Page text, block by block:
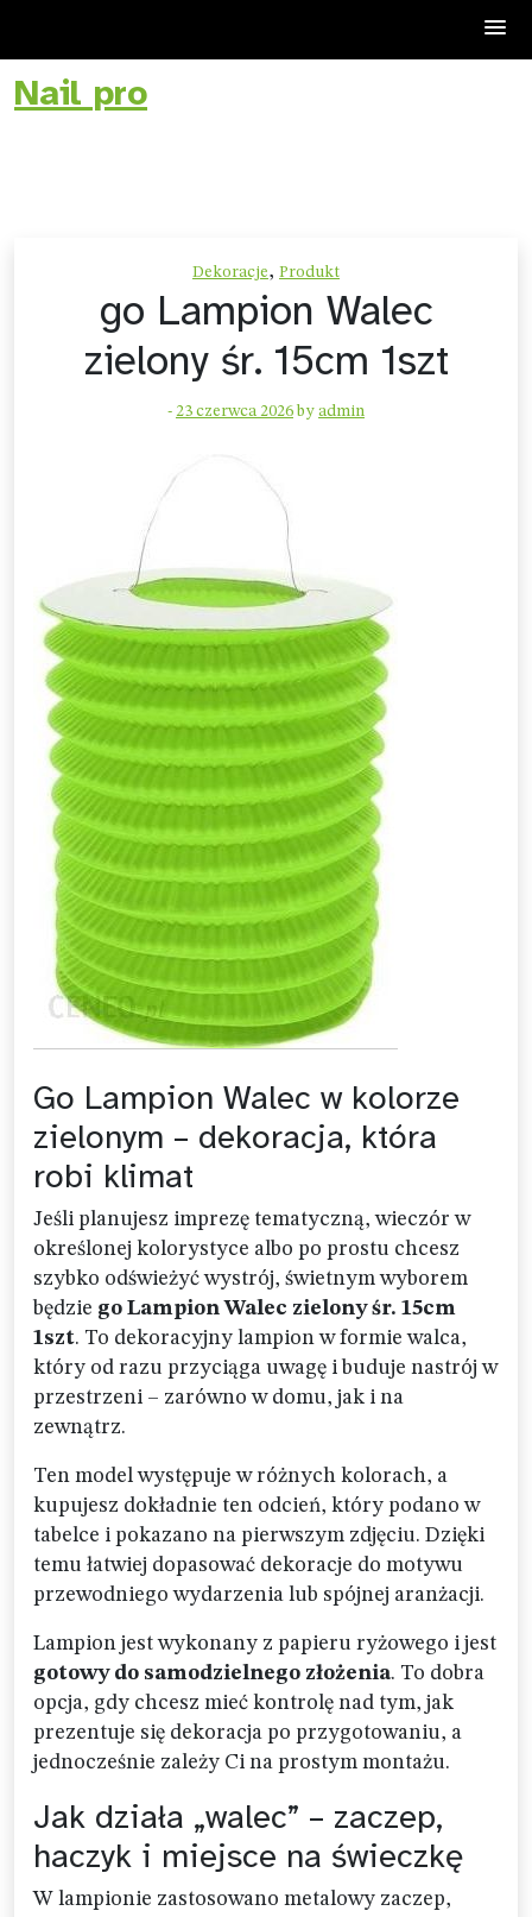
Skip
toNail pro
Dekoracje, Produkt
go Lampion Walec
zielony śr. 15cm 1szt
- 23 czerwca 2026 by admin
Go Lampion Walec w kolorze
zielonym – dekoracja, która
robi klimat
Jeśli planujesz imprezę tematyczną, wieczór w
określonej kolorystyce albo po prostu chcesz
szybko odświeżyć wystrój, świetnym wyborem
będzie go Lampion Walec zielony śr. 15cm
1szt. To dekoracyjny lampion w formie walca,
który od razu przyciąga uwagę i buduje nastrój w
przestrzeni – zarówno w domu, jak i na
zewnątrz.
Ten model występuje w różnych kolorach, a
kupujesz dokładnie ten odcień, który podano w
tabelce i pokazano na pierwszym zdjęciu. Dzięki
temu łatwiej dopasować dekoracje do motywu
przewodniego wydarzenia lub spójnej aranżacji.
Lampion jest wykonany z papieru ryżowego i jest
gotowy do samodzielnego złożenia. To dobra
opcja, gdy chcesz mieć kontrolę nad tym, jak
prezentuje się dekoracja po przygotowaniu, a
jednocześnie zależy Ci na prostym montażu.
Jak działa „walec” – zaczep,
haczyk i miejsce na świeczkę
W lampionie zastosowano metalowy zaczep,